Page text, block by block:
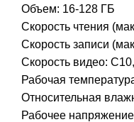
Объем: 16-128 ГБ
Скорость чтения
Скорость записи
Скорость видео:
Рабочая
Относительная
Рабочее